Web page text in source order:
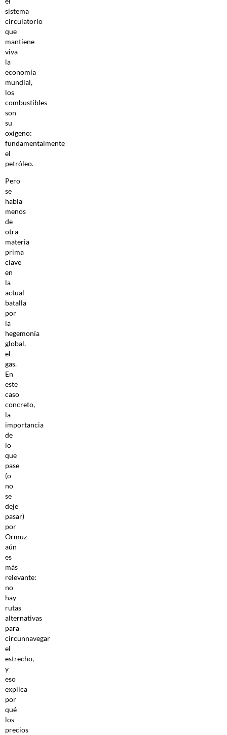
sistema
circulatorio
que
mantiene
viva
la
economía
mundial,
los
combustibles
son
su
oxígeno:
fundamentalmente
el
petróleo.
Pero
se
habla
menos
de
otra
materia
prima
clave
en
la
actual
batalla
por
la
hegemonía
global,
el
gas.
En
este
caso
concreto,
la
importancia
de
lo
que
pase
(o
no
se
deje
pasar)
por
Ormuz
aún
es
más
relevante:
no
hay
rutas
alternativas
para
circunnavegar
el
estrecho,
y
eso
explica
por
qué
los
precios